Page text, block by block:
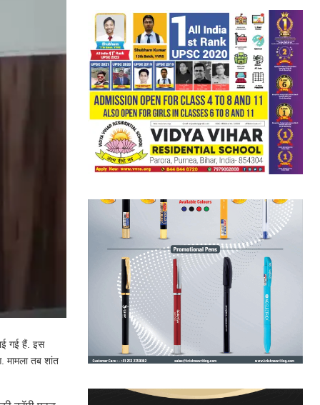
गई हैं. इस
मामला तब शांत